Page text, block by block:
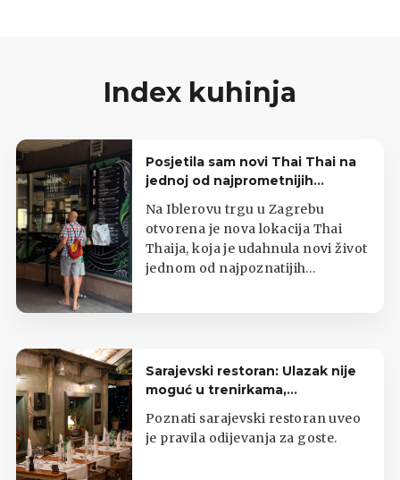
Index kuhinja
Posjetila sam novi Thai Thai na
jednoj od najprometnijih
zagrebačkih lokacija
Na Iblerovu trgu u Zagrebu
otvorena je nova lokacija Thai
Thaija, koja je udahnula novi život
jednom od najpoznatijih
Sarajevski restoran: Ulazak nije
moguć u trenirkama,
potkošuljama i japankama
Poznati sarajevski restoran uveo
je pravila odijevanja za goste.